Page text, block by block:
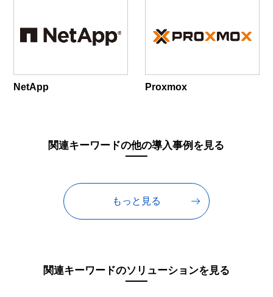
NetApp Proxmox
関連キーワードの他の導入事例を見る
もっと見る
関連キーワードのソリューションを見る